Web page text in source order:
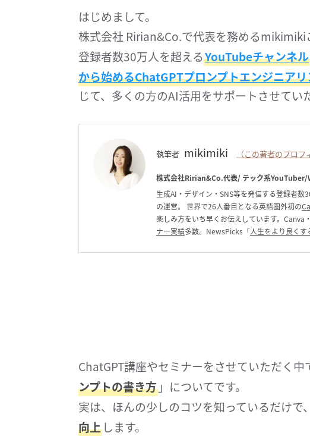
はじめまして。
株式会社 Ririan&Co.で代表を務めるmikimiki
登録者数30万人を超えるYouTubeチャンネル
から始めるChatGPTプロンプトエンジニア
じて、多くの方のAI活用をサポートさせてい
執筆者 mikimiki （この著者のプロフ
株式会社Ririan&Co.代表/ テック系YouTuber/
生成AI・デザイン・SNS等を発信する登録者数
の運営。 世界で26人番目となる英語圏外初の
楽しみ方をいち早くお伝えしています。Canva
ナー実績多数。NewsPicks「人生をより良くす
ChatGPT講座やセミナーをさせていただく
ンプトの書き方 」についてです。
実は、ほんの少しのコツを知っているだけで
向上 します。